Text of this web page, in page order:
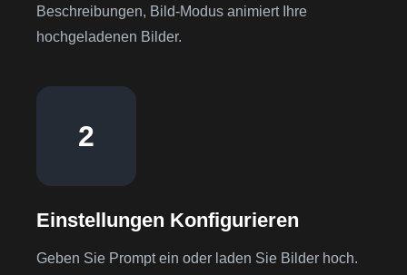
Beschreibungen, Bild-Modus animiert Ihre
hochgeladenen Bilder.
2
Einstellungen Konfigurieren
Geben Sie Prompt ein oder laden Sie Bilder hoch.